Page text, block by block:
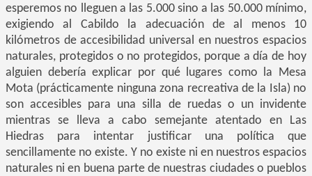
esperemos no lleguen a las 5.000 sino a las 50.000 mínimo,
exigiendo al Cabildo la adecuación de al menos 10
kilómetros de accesibilidad universal en nuestros espacios
naturales, protegidos o no protegidos, porque a día de hoy
alguien debería explicar por qué lugares como la Mesa
Mota (prácticamente ninguna zona recreativa de la Isla) no
son accesibles para una silla de ruedas o un invidente
mientras se lleva a cabo semejante atentado en Las
Hiedras para intentar justificar una política que
sencillamente no existe. Y no existe ni en nuestros espacios
naturales ni en buena parte de nuestras ciudades o pueblos